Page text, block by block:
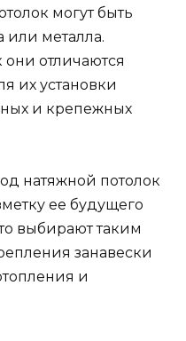
могут быть
или металла.
отличаются
их установки
и крепежных
натяжной потолок
ее будущего
выбирают таким
занавески
и